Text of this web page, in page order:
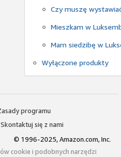
Czy muszę
Mieszkam w
Mam siedzibę w
Wyłączone produkty
programu
Skontaktuj się z nami
© 1996-2025, Amazon.com, Inc.
cookie i podobnych narzędzi